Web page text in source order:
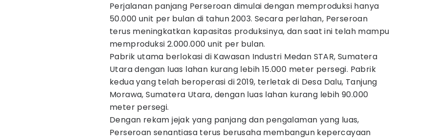
Perjalanan panjang Perseroan dimulai dengan memproduksi hanya
50.000 unit per bulan di tahun 2003. Secara perlahan, Perseroan
terus meningkatkan kapasitas produksinya, dan saat ini telah mampu
memproduksi 2.000.000 unit per bulan.
Pabrik utama berlokasi di Kawasan Industri Medan STAR, Sumatera
Utara dengan luas lahan kurang lebih 15.000 meter persegi. Pabrik
kedua yang telah beroperasi di 2019, terletak di Desa Dalu, Tanjung
Morawa, Sumatera Utara, dengan luas lahan kurang lebih 90.000
meter persegi.
Dengan rekam jejak yang panjang dan pengalaman yang luas,
Perseroan senantiasa terus berusaha membangun kepercayaan